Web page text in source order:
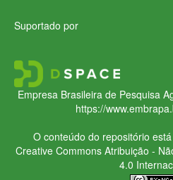
Suportado por
Empresa Brasileira de Pesquisa
https://
O conteúdo do repositório
Creative CommonsAtribuição -
4.0